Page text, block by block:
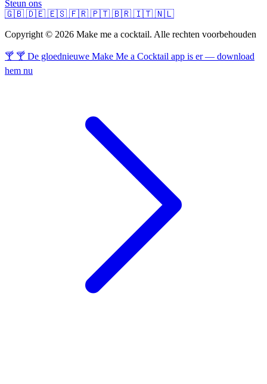
Steun ons
🇬🇧 🇩🇪 🇪🇸 🇫🇷 🇵🇹 🇧🇷 🇮🇹 🇳🇱
Copyright © 2026 Make me a cocktail. Alle rechten voorbehouden
🍸 🍸 De gloednieuwe Make Me a Cocktail app is er — download
hem nu